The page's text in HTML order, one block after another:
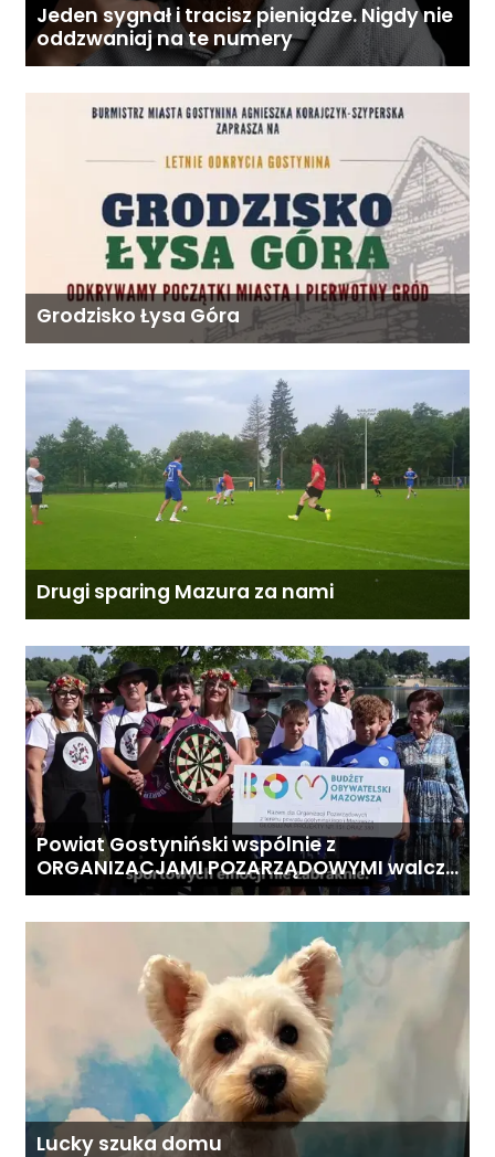
Jeden sygnał i tracisz pieniądze. Nigdy nie
oddzwaniaj na te numery
Grodzisko Łysa Góra
Drugi sparing Mazura za nami
Powiat Gostyniński wspólnie z
ORGANIZACJAMI POZARZĄDOWYMI walczą
o środki z Budżetu Obywatelskiego
Lucky szuka domu